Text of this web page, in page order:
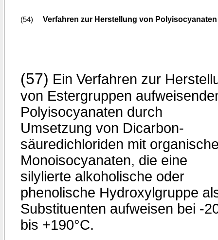
(54) Verfahren zur Herstellung von Polyisocyanaten
(57) Ein Verfahren zur
von Estergruppen
Polyisocyanaten durch
Umsetzung von Dicarbon­
säuredichloriden mit
Monoisocyanaten, die eine
silylierte alkoholische oder
phenolische Hydroxyl­gruppe
Substituenten aufweisen bei -
bis +190°C.